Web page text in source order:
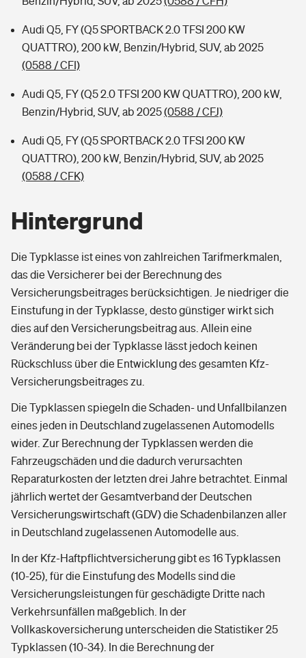
Audi Q5, FY (Q5 SPORTBACK 2.0 TFSI 200 KW
QUATTRO), 200 kW, Benzin/Hybrid, SUV, ab 2025
(0588 / CFI)
Audi Q5, FY (Q5 2.0 TFSI 200 KW QUATTRO), 200 kW,
Benzin/Hybrid, SUV, ab 2025(0588 / CFJ)
Audi Q5, FY (Q5 SPORTBACK 2.0 TFSI 200 KW
QUATTRO), 200 kW, Benzin/Hybrid, SUV, ab 2025
(0588 / CFK)
Hintergrund
Die Typklasse ist eines von zahlreichen Tarifmerkmalen,
das die Versicherer bei der Berechnung des
Versicherungsbeitrages berücksichtigen. Je niedriger die
Einstufung in der Typklasse, desto günstiger wirkt sich
dies auf den Versicherungsbeitrag aus. Allein eine
Veränderung bei der Typklasse lässt jedoch keinen
Rückschluss über die Entwicklung des gesamten Kfz-
Versicherungsbeitrages zu.
Die Typklassen spiegeln die Schaden- und Unfallbilanzen
eines jeden in Deutschland zugelassenen Automodells
wider. Zur Berechnung der Typklassen werden die
Fahrzeugschäden und die dadurch verursachten
Reparaturkosten der letzten drei Jahre betrachtet. Einmal
jährlich wertet der Gesamtverband der Deutschen
Versicherungswirtschaft (GDV) die Schadenbilanzen aller
in Deutschland zugelassenen Automodelle aus.
In der Kfz-Haftpflichtversicherung gibt es 16 Typklassen
(10-25), für die Einstufung des Modells sind die
Versicherungsleistungen für geschädigte Dritte nach
Verkehrsunfällen maßgeblich. In der
Vollkaskoversicherung unterscheiden die Statistiker 25
Typklassen (10-34). In die Berechnung der